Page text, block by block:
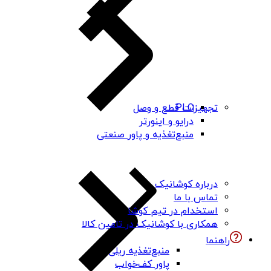
PLC
درایو و اینورتر
منبع‌تغذیه و پاور صنعتی
منبع‌تغذیه ریلی
پاور کف‌خواب
تجهیزات قطع و وصل
درباره کوشانیک
تماس با ما
استخدام در تیم کوشا
همکاری با کوشانیک در تامین کالا
راهنما